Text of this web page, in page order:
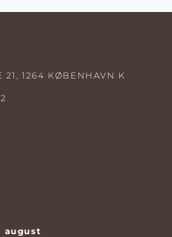
21, 1264 KØBENHAVN K
august